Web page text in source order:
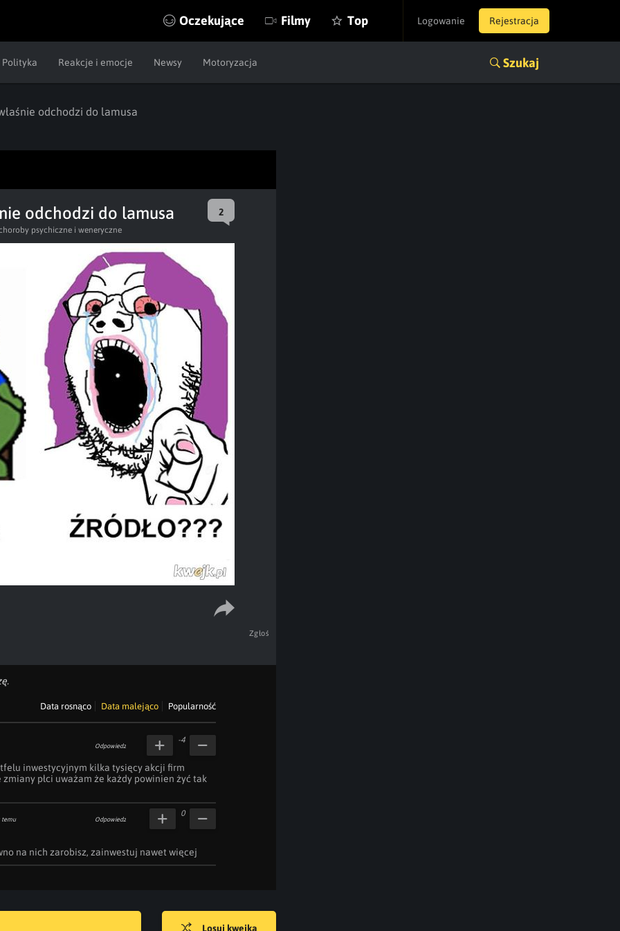
Logowanie Rejestracja
Oczekujące Filmy Top
Polityka Reakcje i emocje Newsy Motoryzacja Szukaj
odchodzi do lamusa
odchodzi do lamusa 2
psychiczne i weneryczne
Zgłoś
Data rosnąco Data malejąco Popularność
Odpowiedz
inwestycyjnym kilka tysięcy akcji firm
płci uważam że każdy powinien żyć tak
-4
temu Odpowiedz
na nich zarobisz, zainwestuj nawet więcej
0
Losuj kwejka